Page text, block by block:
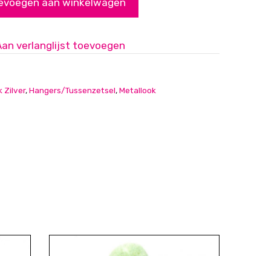
verlanglijst toevoegen
Zilver,Hangers/Tussenzetsel,Metallook